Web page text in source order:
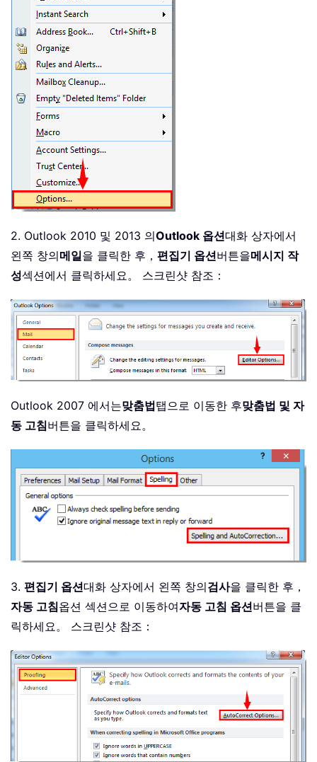
2. Outlook 2010 및 2013 의Outlook 옵션대화 상자에서
왼쪽 창의메일을 클릭한 후， 편집기 옵션버튼을메시지 작
성섹션에서 클릭하세요。 스크린샷 참조：
Outlook 2007 에서는맞춤법탭으로 이동한 후맞춤법 및 자
동 고침버튼을 클릭하세요。
3. 편집기 옵션대화 상자에서 왼쪽 창의검사을 클릭한 후，
자동 고침옵션 섹션으로 이동하여자동 고침 옵션버튼을 클
릭하세요。 스크린샷 참조：